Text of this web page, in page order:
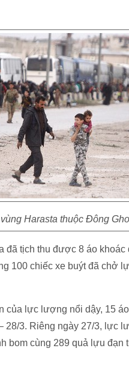
Harasta thuộc Đông
đã tịch thu được 8 áo
100 chiếc xe buýt đã chở
của lực lượng nổi dậy, 15
28/3. Riêng ngày 27/3, lực
bom cùng 289 quả lựu đạn